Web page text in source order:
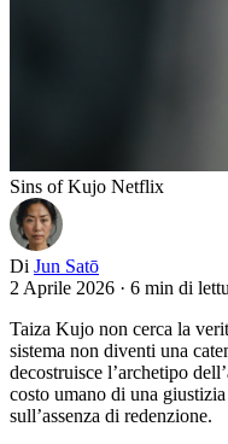
Sins of Kujo Netflix
Di Jun Satō
2 Aprile 2026 · 6 min di
Taiza Kujo non cerca la
sistema non diventi una
decostruisce l’archetipo
costo umano di una
sull’assenza di redenzione.